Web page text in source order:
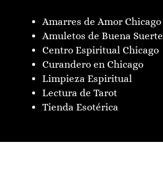
Amarres de Amor Chicago
Amuletos de Buena Suerte
Centro Espiritual Chicago
Curandero en Chicago
Limpieza Espiritual
Lectura de Tarot
Tienda Esotérica